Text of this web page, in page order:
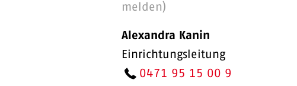
melden)
Alexandra Kanin
Einrichtungsleitung
0471 95 15 00 9